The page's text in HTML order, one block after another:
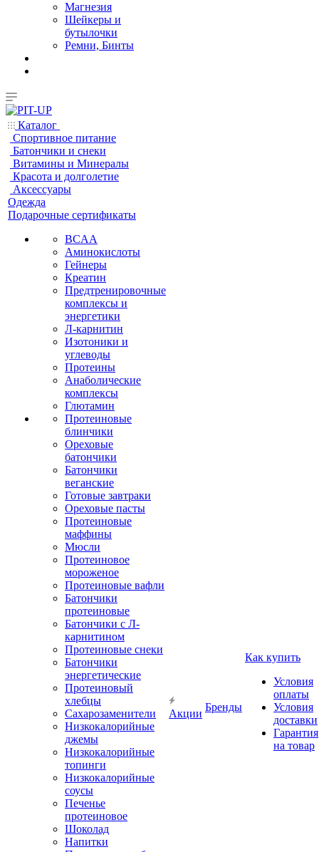
Магнезия
Шейкеры и
бутылочки
Ремни, Бинты
Каталог
Спортивное питание
Батончики и снеки
Витамины и Минералы
Красота и долголетие
Аксессуары
Одежда
Подарочные сертификаты
BCAA
Аминокислоты
Гейнеры
Креатин
Предтренировочные
комплексы и
энергетики
Л-карнитин
Изотоники и
углеводы
Протеины
Анаболические
комплексы
Глютамин
Протеиновые
блинчики
Ореховые
батончики
Батончики
веганские
Готовые завтраки
Ореховые пасты
Протеиновые
маффины
Мюсли
Протеиновое
мороженое
Протеиновые вафли
Батончики
протеиновые
Батончики с Л-
карнитином
Протеиновые снеки
Батончики
энергетические
Протеиновый
хлебцы
Сахарозаменители
Низкокалорийные
джемы
Низкокалорийные
топинги
Низкокалорийные
соусы
Печенье
протеиновое
Шоколад
Напитки
Акции
Бренды
Как купить
Условия
оплаты
Условия
доставки
Гарантия
на товар